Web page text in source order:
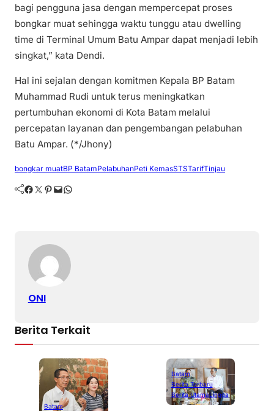
bagi pengguna jasa dengan mempercepat proses
bongkar muat sehingga waktu tunggu atau dwelling
time di Terminal Umum Batu Ampar dapat menjadi lebih
singkat,” kata Dendi.
Hal ini sejalan dengan komitmen Kepala BP Batam
Muhammad Rudi untuk terus meningkatkan
pertumbuhan ekonomi di Kota Batam melalui
percepatan layanan dan pengembangan pelabuhan
Batu Ampar. (*/Jhony)
bongkar muatBP BatamPelabuhanPeti KemasSTSTarifTinjau
Facebook Twitter Pinterest Mail WhatsApp
ONI
Berita Terkait
Batam
Batam
Berita Terbaru
Berita UtamaLingga